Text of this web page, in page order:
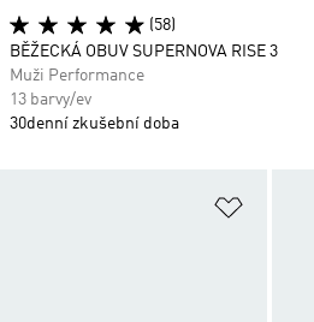
(58)
BĚŽECKÁ OBUV SUPERNOVA RISE 3
Muži Performance
13 barvy/ev
30denní zkušební doba